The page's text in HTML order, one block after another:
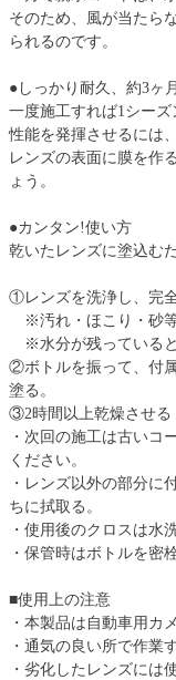
そのため、風が当たら
られるのです。
●しっかり耐久、約3ヶ
一度施工すれば1シーズ
性能を発揮させるには
レンズの表面に膜を作
ょう。
●カンタン!使い方
乾いたレンズに塗込む
①レンズを洗浄し、完
※汚れ・ほこり・砂
※水分が残っている
②ボトルを振って、付
塗る。
③2時間以上乾燥させる
・次回の施工は古いコ
ください。
・レンズ以外の部分に
ちに拭取る。
・使用後のクロスは水
・保管時はボトルを密
■使用上の注意
・本製品は自動車用カ
・通気の良い所で作業
・劣化したレンズには